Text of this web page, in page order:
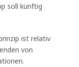
soll künftig
ist relativ
von